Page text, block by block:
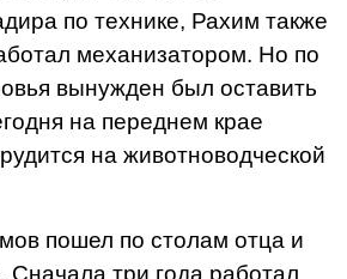
по технике, Рахим также
механизатором. Но по
вынужден был оставить
на переднем крае
на жи­вотноводческой
пошел по столам отца и
Сначала три года работал